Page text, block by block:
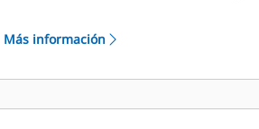
Robusto aislamiento de clase H
Más información